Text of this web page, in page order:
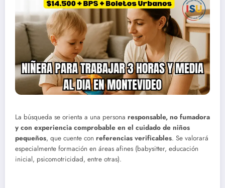
La búsqueda se orienta a una persona responsable, no fumadora
y con experiencia comprobable en el cuidado de niños
pequeños, que cuente con referencias verificables. Se valorará
especialmente formación en áreas afines (babysitter, educación
inicial, psicomotricidad, entre otras).